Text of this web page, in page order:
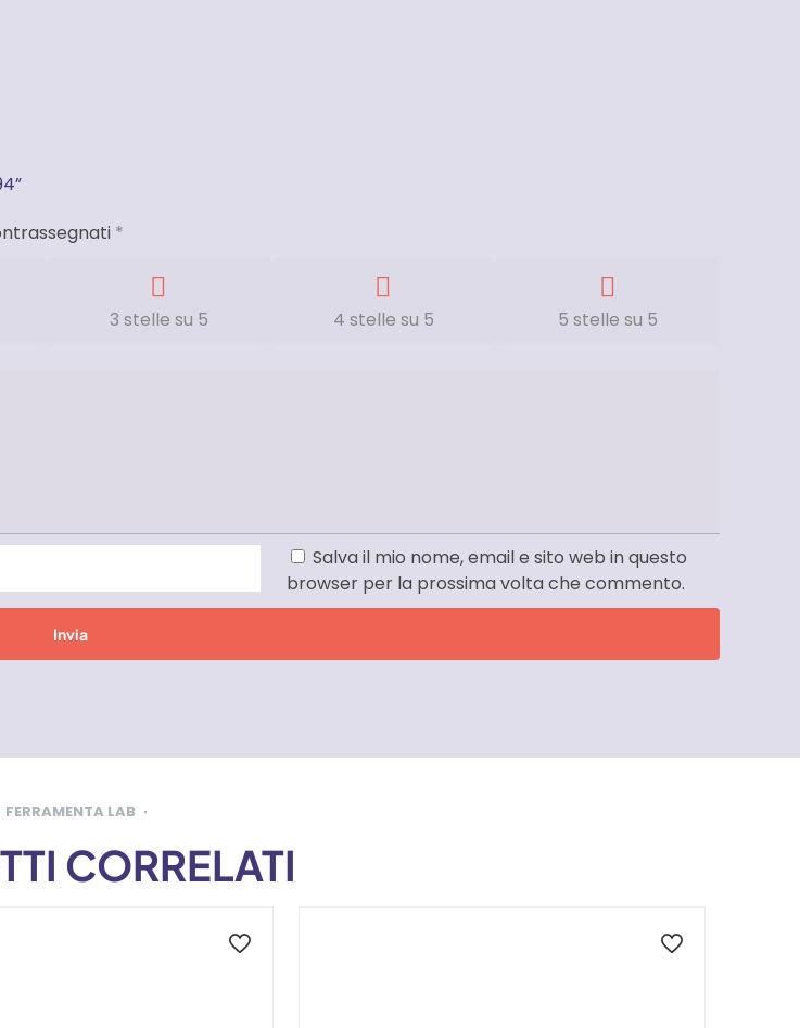
*
3 stelle su 5 4 stelle su 5 5 stelle su 5
Salva il mio nome, email e sito web in questo
browser per la prossima volta che commento.
FERRAMENTA LAB
CORRELATI